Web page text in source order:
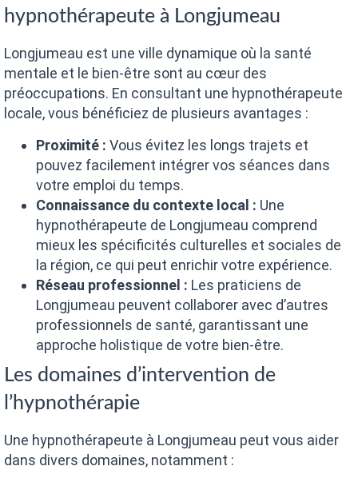
hypnothérapeute à Longjumeau
Longjumeau est une ville dynamique où la santé
mentale et le bien-être sont au cœur des
préoccupations. En consultant une hypnothérapeute
locale, vous bénéficiez de plusieurs avantages :
Proximité : Vous évitez les longs trajets et
pouvez facilement intégrer vos séances dans
votre emploi du temps.
Connaissance du contexte local : Une
hypnothérapeute de Longjumeau comprend
mieux les spécificités culturelles et sociales de
la région, ce qui peut enrichir votre expérience.
Réseau professionnel : Les praticiens de
Longjumeau peuvent collaborer avec d’autres
professionnels de santé, garantissant une
approche holistique de votre bien-être.
Les domaines d’intervention de
l’hypnothérapie
Une hypnothérapeute à Longjumeau peut vous aider
dans divers domaines, notamment :